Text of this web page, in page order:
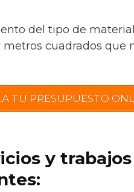
del tipo de
cuadrados que
TU PRESUPUESTO
y